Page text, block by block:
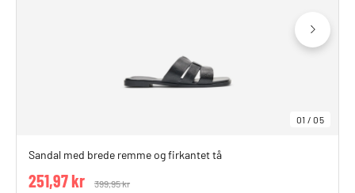
01 /05
Sandal med brede remme og firkantet tå
Price reduced from
399,95 kr
251,97 kr